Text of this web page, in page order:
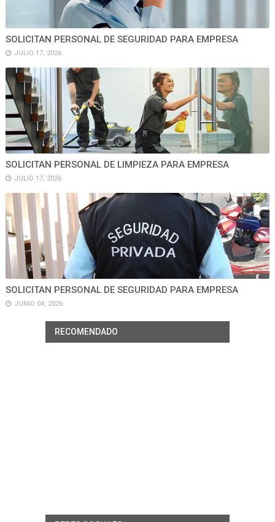
SOLICITAN PERSONAL DE SEGURIDAD PARA EMPRESA
JULIO 17, 2026
SOLICITAN PERSONAL DE LIMPIEZA PARA EMPRESA
JULIO 17, 2026
SOLICITAN PERSONAL DE SEGURIDAD PARA EMPRESA
JUNIO 04, 2026
RECOMENDADO